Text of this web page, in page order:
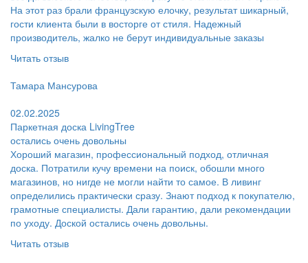
На этот раз брали французскую елочку, результат шикарный,
гости клиента были в восторге от стиля. Надежный
производитель, жалко не берут индивидуальные заказы
Читать отзыв
Тамара Мансурова
02.02.2025
Паркетная доска LivingTree
остались очень довольны
Хороший магазин, профессиональный подход, отличная
доска. Потратили кучу времени на поиск, обошли много
магазинов, но нигде не могли найти то самое. В ливинг
определились практически сразу. Знают подход к покупателю,
грамотные специалисты. Дали гарантию, дали рекомендации
по уходу. Доской остались очень довольны.
Читать отзыв